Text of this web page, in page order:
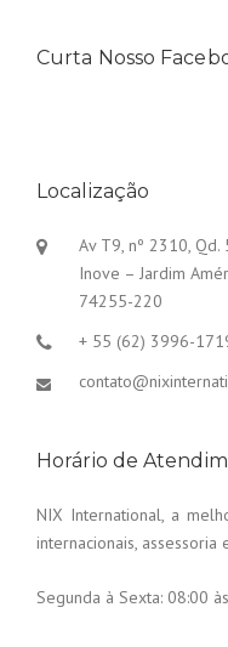
Curta Nosso
Localização
Av T9, nº 2310,
Inove – Jardim
74255-220
+ 55 (62) 3996-
Horário de
NIX International, a
internacionais, assessoria
Segunda à Sexta: 08:00